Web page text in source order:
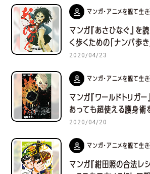
フィールドレビュー
マンガ・アニメを観て生き
マンガ『あさひなぐ』を
く歩くための「ナンバ歩
2020/04/23
マンガ・アニメを観て生き
マンガ『ワールドトリガ
あっても超使える護身術
2020/04/20
マンガ・アニメを観て生き
マンガ『紺田照の合法レ